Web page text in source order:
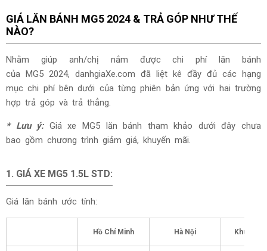
GIÁ LĂN BÁNH MG5 2024 & TRẢ GÓP NHƯ THẾ
NÀO?
Nhằm giúp anh/chị nắm được chi phí lăn bánh
của MG5 2024, danhgiaXe.com đã liệt kê đầy đủ các hạng
mục chi phí bên dưới của từng phiên bản ứng với hai trường
hợp trả góp và trả thẳng.
* Lưu ý:Giá xe MG5 lăn bánh tham khảo dưới đây chưa
bao gồm chương trình giảm giá, khuyến mãi.
1. GIÁ XE MG5 1.5L STD:
Giá lăn bánh ước tính:
Hồ Chí Minh Hà Nội Khu vực